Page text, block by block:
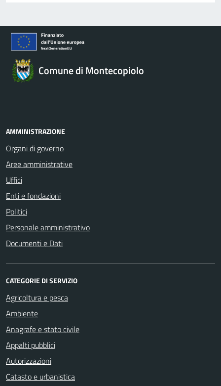
Comune di Montecopiolo
AMMINISTRAZIONE
Organi di governo
Aree amministrative
Uffici
Enti e fondazioni
Politici
Personale amministrativo
Documenti e Dati
CATEGORIE DI SERVIZIO
Agricoltura e pesca
Ambiente
Anagrafe e stato civile
Appalti pubblici
Autorizzazioni
Catasto e urbanistica